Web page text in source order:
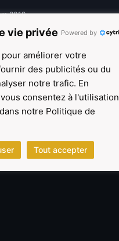
2019
de valorisation de la
"Concept et méthodes de
de chance" publié par la
groupe de travail dont
membre.
vie privée Powered by
améliorer votre
des publicités ou du
notre trafic. En
consentez à l'utilisation
notre Politique de
Tout accepter